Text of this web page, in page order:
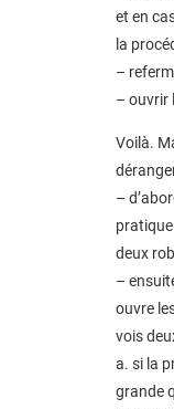
et en
la
–
– ouvrir
Voilà.
–
pratique
deux
–
ouvre
vois
a. si la
grande